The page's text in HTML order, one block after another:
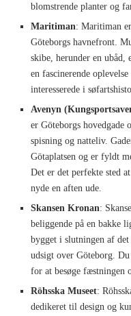
blomstrende planter og
Maritiman: Maritiman
Göteborgs havnefront.
skibe, herunder en ubåd,
en fascinerende
interesserede i
Avenyn
er Göteborgs
spisning og natteliv.
Götaplatsen og er fyldt
Det er det perfekte sted
nyde en aften ude.
Skansen Kronan:
beliggende på en bakke
bygget i slutningen af
udsigt over Göteborg.
for at besøge fæstningen
Röhsska Museet:
dedikeret til design og